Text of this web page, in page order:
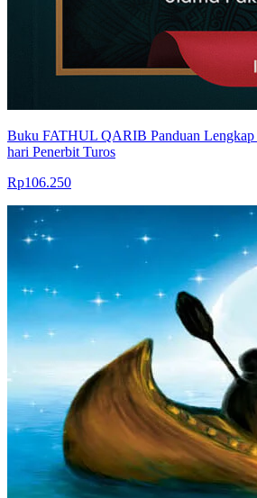
Buku FATHUL QARIB Panduan Lengkap
hari Penerbit Turos
Rp106.250